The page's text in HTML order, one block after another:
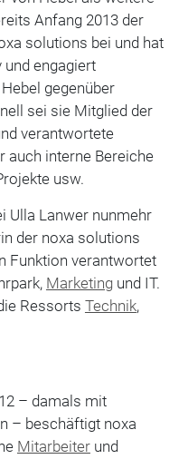
Anfang 2013 der
solutions bei und hat
und engagiert
gegenüber
sei sie Mitglied der
verantwortete
auch interne Bereiche
usw.
Ulla Lanwer nunmehr
der noxa solutions
Funktion verantwortet
Marketingund IT.
Ressorts Technik,
– damals mit
– beschäftigt noxa
Mitarbeiterund